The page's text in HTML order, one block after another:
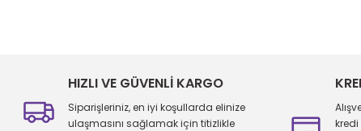
Ürün fiyatı diğer sitelerden daha pahalı.
HIZLI VE GÜVENLİ KARGO
Siparişleriniz, en iyi koşullarda elinize
ulaşmasını sağlamak için titizlikle